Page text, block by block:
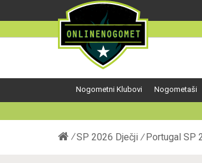
Nogometni Klubovi Nogometaši
SP 2026 Dječji Portugal SP